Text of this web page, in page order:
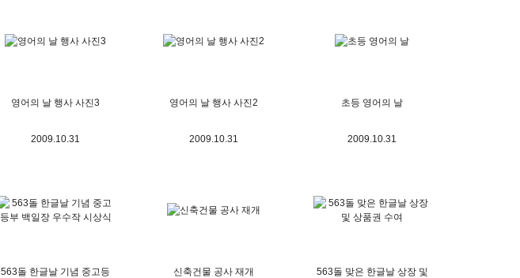
영어의 날 행사 사진3
2009.10.31
영어의 날 행사 사진2
2009.10.31
초등 영어의 날
2009.10.31
563돌 한글날 기념 중고등
신축건물 공사 재개
563돌 맞은 한글날 상장 및